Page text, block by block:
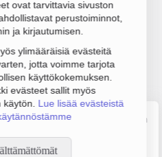
ovat tarvittavia sivuston
perustoiminnot,
ja kirjautumisen.
ylimääräisiä evästeitä
jotta voimme tarjota
käyttökokemuksen.
evästeet sallit myös
Lue lisää evästeistä
2008 ja sijainti
(OY).
Päättäjätiedot
Lähde: YTJ, PRH, Traficom
Henkilöstömäärä